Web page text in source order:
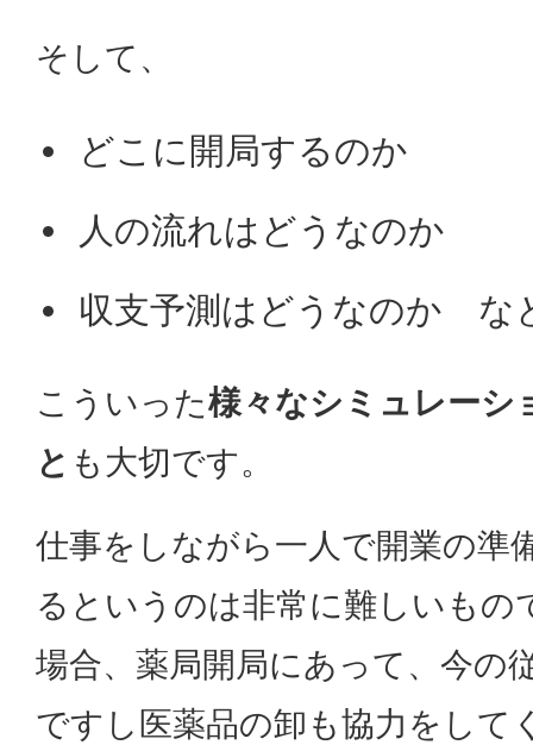
そして、
どこに開局するのか
人の流れはどうなのか
収支予測はどうなのか な
こういった様々なシミュレーシ
と も大切です。
仕事をしながら一人で開業の準
るというのは非常に難しいもの
場合、薬局開局にあって、今の
ですし医薬品の卸も協力をして